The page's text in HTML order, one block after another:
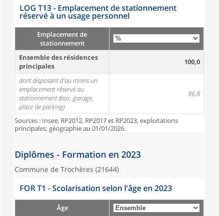
LOG T13 - Emplacement de stationnement
réservé à un usage personnel
Emplacement de
stationnement
Ensemble des résidences
principales
100,0
dont disposant d'au moins un
emplacement réservé au
stationnement (box, garage,
place de parking)
86,8
Sources : Insee, RP2012, RP2017 et RP2023, exploitations
principales, géographie au 01/01/2026.
Diplômes - Formation en 2023
Commune de Trochères (21644)
FOR T1 - Scolarisation selon l'âge en 2023
Âge